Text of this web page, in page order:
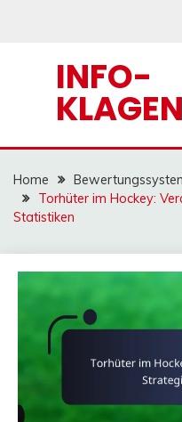
INFO-
Home
Torhüter im Hockey:
Statistiken